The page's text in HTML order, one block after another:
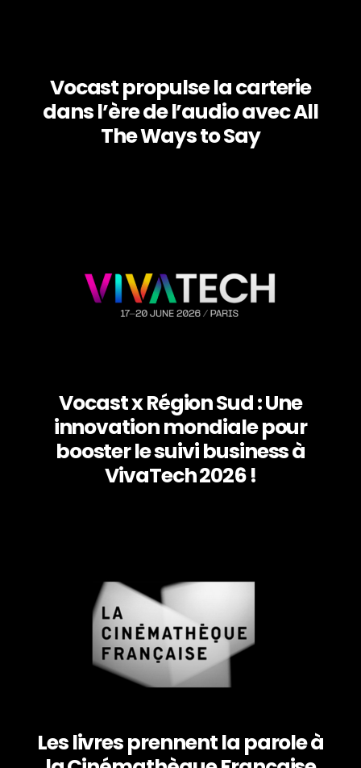
Vocast propulse la carterie
dans l’ère de l’audio avec All
The Ways to Say
Vocast x Région Sud : Une
innovation mondiale pour
booster le suivi business à
VivaTech 2026 !
Les livres prennent la parole à